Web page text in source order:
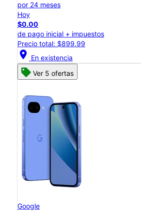
por 24 meses
Hoy
$0.00
de pago inicial + impuestos
Precio total: $899.99
location_on En existencia
Ver 5 ofertas
Google